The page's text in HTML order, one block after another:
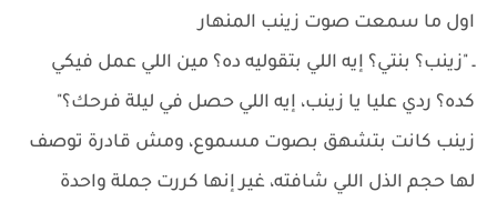
اول ما سمعت صوت زينب المنهار
ـ "زينب؟ بنتي؟ إيه اللي بتقوليه ده؟ مين اللي عمل فيكي
كده؟ ردي عليا يا زينب، إيه اللي حصل في ليلة فرحك؟"
زينب كانت بتشهق بصوت مسموع، ومش قادرة توصف
لها حجم الذل اللي شافته، غير إنها كررت جملة واحدة